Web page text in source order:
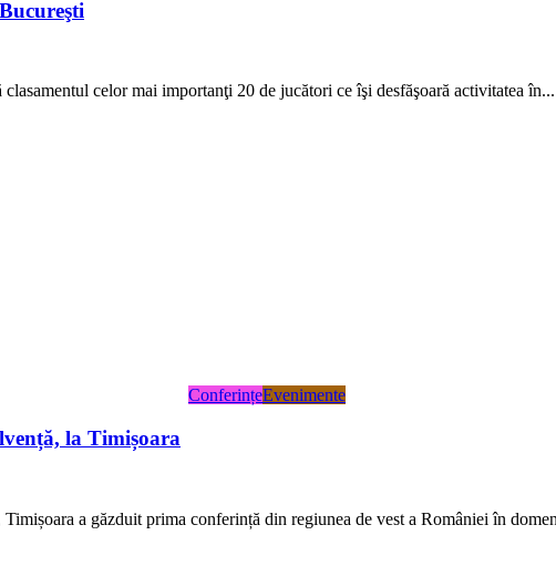
celor mai importanţi 20 de jucători ce îşi desfăşoară activitatea în...
ConferințeEvenimente
la Timișoara
a găzduit prima conferință din regiunea de vest a României în